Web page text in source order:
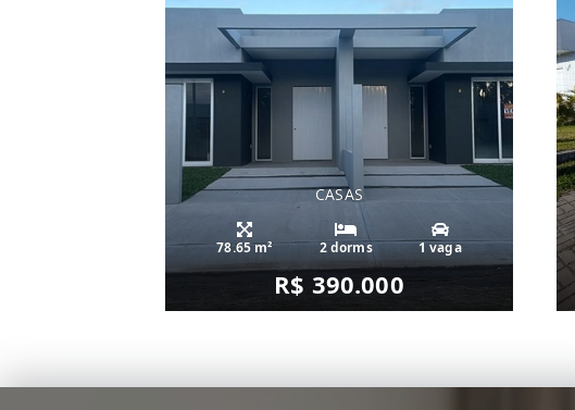
CASAS
78.65 m² 2 dorms 1 vaga
R$ 390.000